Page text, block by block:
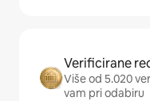
Verificirane
Više od 5.020
vam pri odabiru